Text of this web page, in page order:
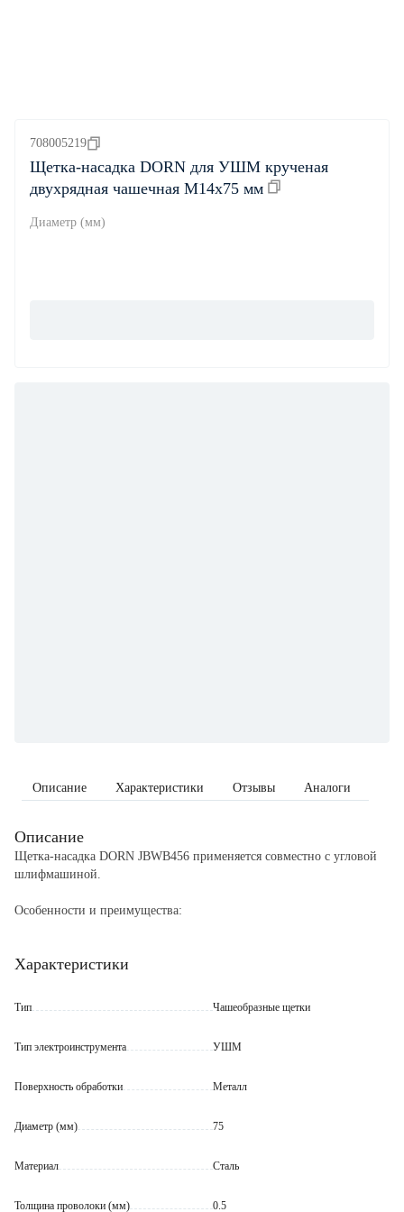
708005219
Щетка-насадка DORN для УШМ крученая
двухрядная чашечная М14х75 мм
Диаметр (мм)
Описание Характеристики Отзывы Аналоги
Описание
Щетка-насадка DORN JBWB456 применяется совместно с угловой
шлифмашиной.
Особенности и преимущества:
- пучки расположены в два ряда;
осуществлять работу на больших плоскостях.
Характеристики
Тип Чашеобразные щетки
Тип электроинструмента УШМ
Поверхность обработки Металл
Диаметр (мм) 75
Материал Сталь
Толщина проволоки (мм) 0.5